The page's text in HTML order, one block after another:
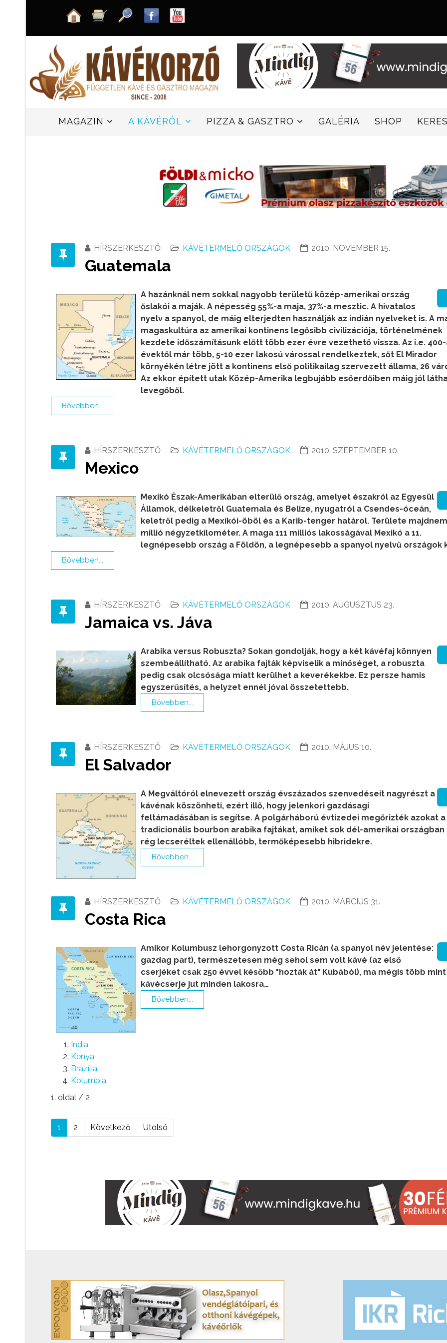
MAGAZIN A KÁVÉRÓL PIZZA & GASZTRO GALÉRIA SHOP
HÍRSZERKESZTŐ KÁVÉTERMELŐ ORSZÁGOK 2010. NOVEMBER 15.
Guatemala
A hazánknál nem sokkal nagyobb területű közép-amerikai ország
őslakói a maják. A népesség 55%-a maja, 37%-a mesztic. A hivatalos
nyelv a spanyol, de máig elterjedten használják az indián nyelveket is. A
magaskultúra az amerikai kontinens legősibb civilizációja, történelmének
kezdete időszámításunk előtt több ezer évre vezethető vissza. Az i.e.
évektől már több, 5-10 ezer lakosú várossal rendelkeztek, sőt El Mirador
környékén létre jött a kontinens első politikailag szervezett állama, 26
Az ekkor épített utak Közép-Amerika legbujább esőerdőiben máig jól
levegőből.
Bővebben...
HÍRSZERKESZTŐ KÁVÉTERMELŐ ORSZÁGOK 2010. SZEPTEMBER 10.
Mexico
Mexikó Észak-Amerikában elterülő ország, amelyet északról az Egyesül
Államok, délkeletről Guatemala és Belize, nyugatról a Csendes-óceán,
keletről pedig a Mexikói-öböl és a Karib-tenger határol. Területe
millió négyzetkilométer. A maga 111 milliós lakosságával Mexikó a 11.
legnépesebb ország a Földön, a legnépesebb a spanyol nyelvű országok
Bővebben...
HÍRSZERKESZTŐ KÁVÉTERMELŐ ORSZÁGOK 2010. AUGUSZTUS 23.
Jamaica vs. Jáva
Arabika versus Robuszta? Sokan gondolják, hogy a két kávéfaj könnyen
szembeállítható. Az arabika fajták képviselik a minőséget, a robuszta
pedig csak olcsósága miatt kerülhet a keverékekbe. Ez persze hamis
egyszerűsítés, a helyzet ennél jóval összetettebb.
Bővebben...
HÍRSZERKESZTŐ KÁVÉTERMELŐ ORSZÁGOK 2010. MÁJUS 10.
El Salvador
A Megváltóról elnevezett ország évszázados szenvedéseit nagyrészt a
kávénak köszönheti, ezért illő, hogy jelenkori gazdásagi
feltámadásában is segítse. A polgárháború évtizedei megőrizték azokat a
tradicionális bourbon arabika fajtákat, amiket sok dél-amerikai országban
rég lecseréltek ellenállóbb, termőképesebb hibridekre.
Bővebben...
HÍRSZERKESZTŐ KÁVÉTERMELŐ ORSZÁGOK 2010. MÁRCIUS 31.
Costa Rica
Amikor Kolumbusz lehorgonyzott Costa Ricán (a spanyol név jelentése:
gazdag part), természetesen még sehol sem volt kávé (az első
cserjéket csak 250 évvel később "hozták át" Kubából), ma mégis több mint
kávécserje jut minden lakosra…
Bővebben...
India
Kenya
Brazília
Kolumbia
1. oldal / 2
1 2 Következő Utolsó